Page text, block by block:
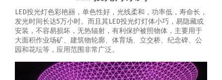
LED投光灯色彩艳丽，单色性好，光线柔和，功率低，寿命长，
发光时间长达5万小时。而且其LED投光灯灯体小巧，易隐藏或
安装，不容易损坏，无热辐射，有利保护被照物体，主要用于
大面积作业场矿、建筑物轮廓、体育场、立交桥、纪念碑、公
园和花坛等，应用范围非常广泛。